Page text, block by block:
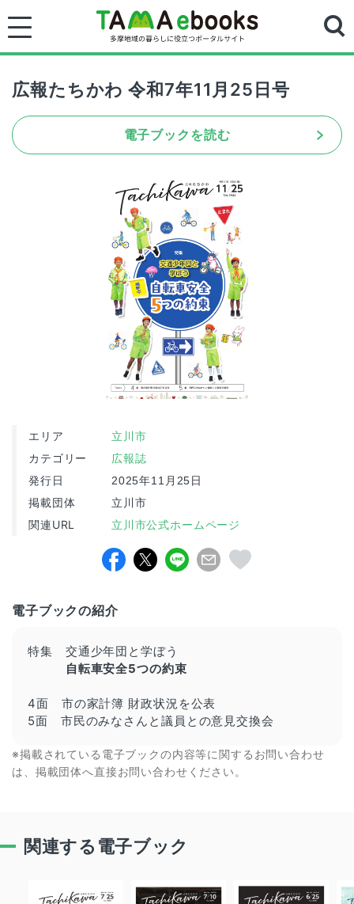
広報たちかわ 令和7年11月25日号
電子ブックを読む
エリア 立川市
カテゴリー 広報誌
発行日 2025年11月25日
掲載団体 立川市
関連URL 立川市公式ホームページ
電子ブックの紹介
特集 交通少年団と学ぼう
自転車安全5つの約束
4面 市の家計簿 財政状況を公表
5面 市民のみなさんと議員との意見交換会
※掲載されている電子ブックの内容等に関するお問い合わせ
は、掲載団体へ直接お問い合わせください。
関連する電子ブック